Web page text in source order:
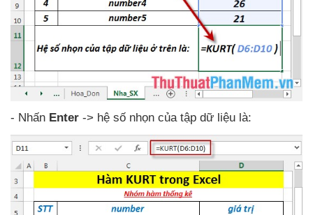
- Nhấn Enter -> hệ số nhọn của tập dữ liệu là: